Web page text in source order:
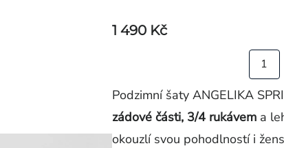
1 490 Kč
Podzimní šaty ANGELIKA
zádové části, 3/4 rukávem a
okouzlí svou pohodlností i